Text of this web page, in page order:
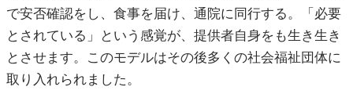
で安否確認をし、食事を届け、通院に同行する。「必要
とされている」という感覚が、提供者自身をも生き生き
とさせます。このモデルはその後多くの社会福祉団体に
取り入れられました。